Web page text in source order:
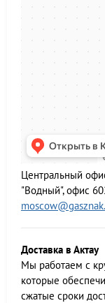
Центральный
"Водный", офис
Доставка в Актау
Мы работаем c
которые
сжатые сроки